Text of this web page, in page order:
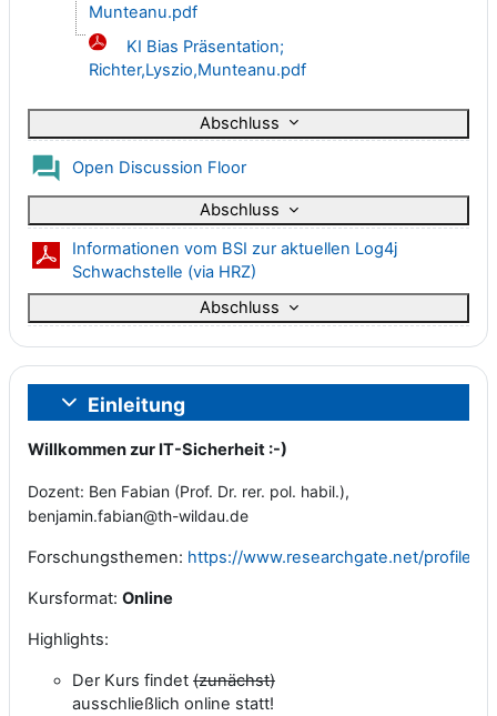
Abschluss
Munteanu.pdf
KI Bias Präsentation;
Richter,Lyszio,Munteanu.pdf
Open Discussion Floor
Abschluss
Informationen vom BSI zur aktuellen Log4j
Schwachstelle (via HRZ)
Abschluss
Einklappen
Einleitung
Willkommen zur IT-Sicherheit :-)
Dozent: Ben Fabian (Prof. Dr. rer. pol. habil.),
benjamin.fabian@th-wildau.de
Forschungsthemen: https://www.researchgate.net/profile/
Kursformat: Online
Highlights:
Der Kurs findet (zunächst)
ausschließlich online statt!